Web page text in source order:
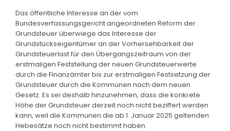
Das öffentliche Interesse an der vom
Bundesverfassungsgericht angeordneten Reform der
Grundsteuer überwiege das Interesse der
Grundstückseigentümer an der Vorhersehbarkeit der
Grundsteuerlast für den Übergangszeitraum von der
erstmaligen Feststellung der neuen Grundsteuerwerte
durch die Finanzämter bis zur erstmaligen Festsetzung der
Grundsteuer durch die Kommunen nach dem neuen
Gesetz. Es sei deshalb hinzunehmen, dass die konkrete
Höhe der Grundsteuer derzeit noch nicht beziffert werden
kann, weil die Kommunen die ab 1. Januar 2025 geltenden
Hebesätze noch nicht bestimmt haben.